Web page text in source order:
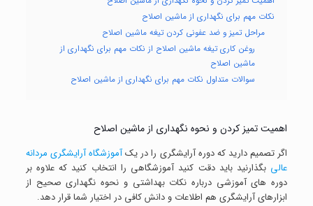
نکات مهم برای نگهداری از ماشین اصلاح
مراحل تمیز و ضد عفونی کردن تیغه ماشین اصلاح
روغن کاری تیغه ماشین اصلاح از نکات مهم برای نگهداری از
ماشین اصلاح
سوالات متداول نکات مهم برای نگهداری از ماشین اصلاح
اهمیت تمیز کردن و نحوه نگهداری از ماشین اصلاح
اگر تصمیم دارید که دوره آرایشگری را در یکآموزشگاه آرایشگری مردانه
عالی بگذارنید باید دقت کنید آموزشگاهی را انتخاب کنید که علاوه بر
دوره های آموزشی درباره نکات بهداشتی و نحوه نگهداری صحیح از
ابزارهای آرایشگری هم اطلاعات و دانش کافی در اختیار شما قرار دهد.